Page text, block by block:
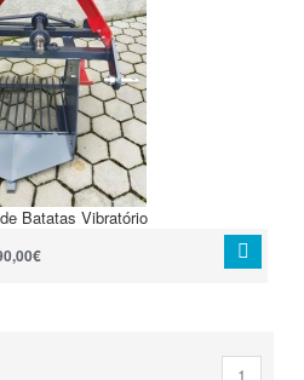
Batatas Vibratório
1